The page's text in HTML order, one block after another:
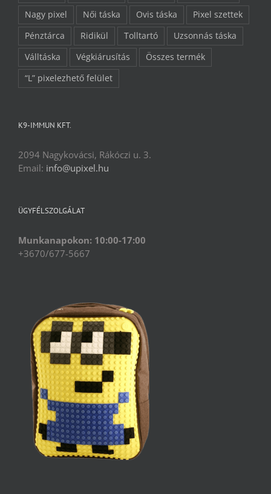
Nagy pixel
Női táska Ovis táska
Pixel szettek
Pénztárca
Ridikül Tolltartó
Uzsonnás táska
Válltáska
Végkiárusítás
Összes termék
“L” pixelezhető felület
K9-IMMUN KFT.
2094 Nagykovácsi, Rákóczi u. 3.
Email: info@upixel.hu
ÜGYFÉLSZOLGÁLAT
Munkanapokon: 10:00-17:00
+3670/677-5667